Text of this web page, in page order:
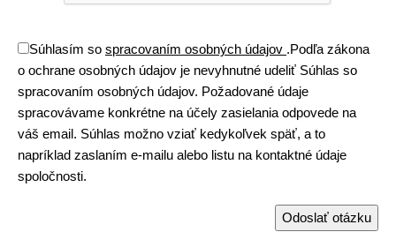
Súhlasím so spracovaním osobných údajov .Podľa zákona
o ochrane osobných údajov je nevyhnutné udeliť Súhlas so
spracovaním osobných údajov. Požadované údaje
spracovávame konkrétne na účely zasielania odpovede na
váš email. Súhlas možno vziať kedykoľvek späť, a to
napríklad zaslaním e-mailu alebo listu na kontaktné údaje
spoločnosti.
Odoslať otázku